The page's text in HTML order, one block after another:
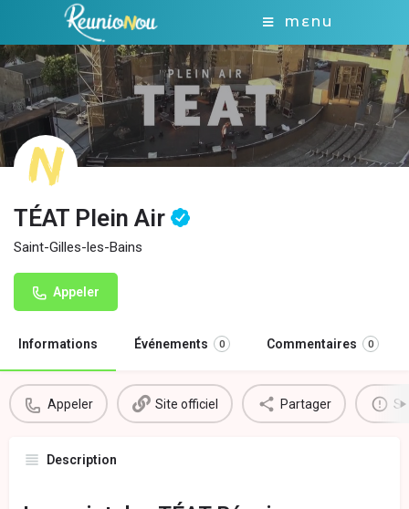
MENU
TÉAT Plein Air
Saint-Gilles-les-Bains
Appeler
Informations Événements 0 Commentaires 0
Appeler Site officiel Partager
Description